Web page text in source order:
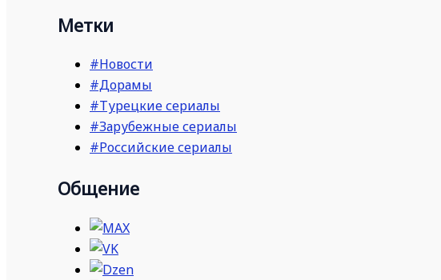
Метки
#Новости
#Дорамы
#Турецкие сериалы
#Зарубежные сериалы
#Российские сериалы
Общение